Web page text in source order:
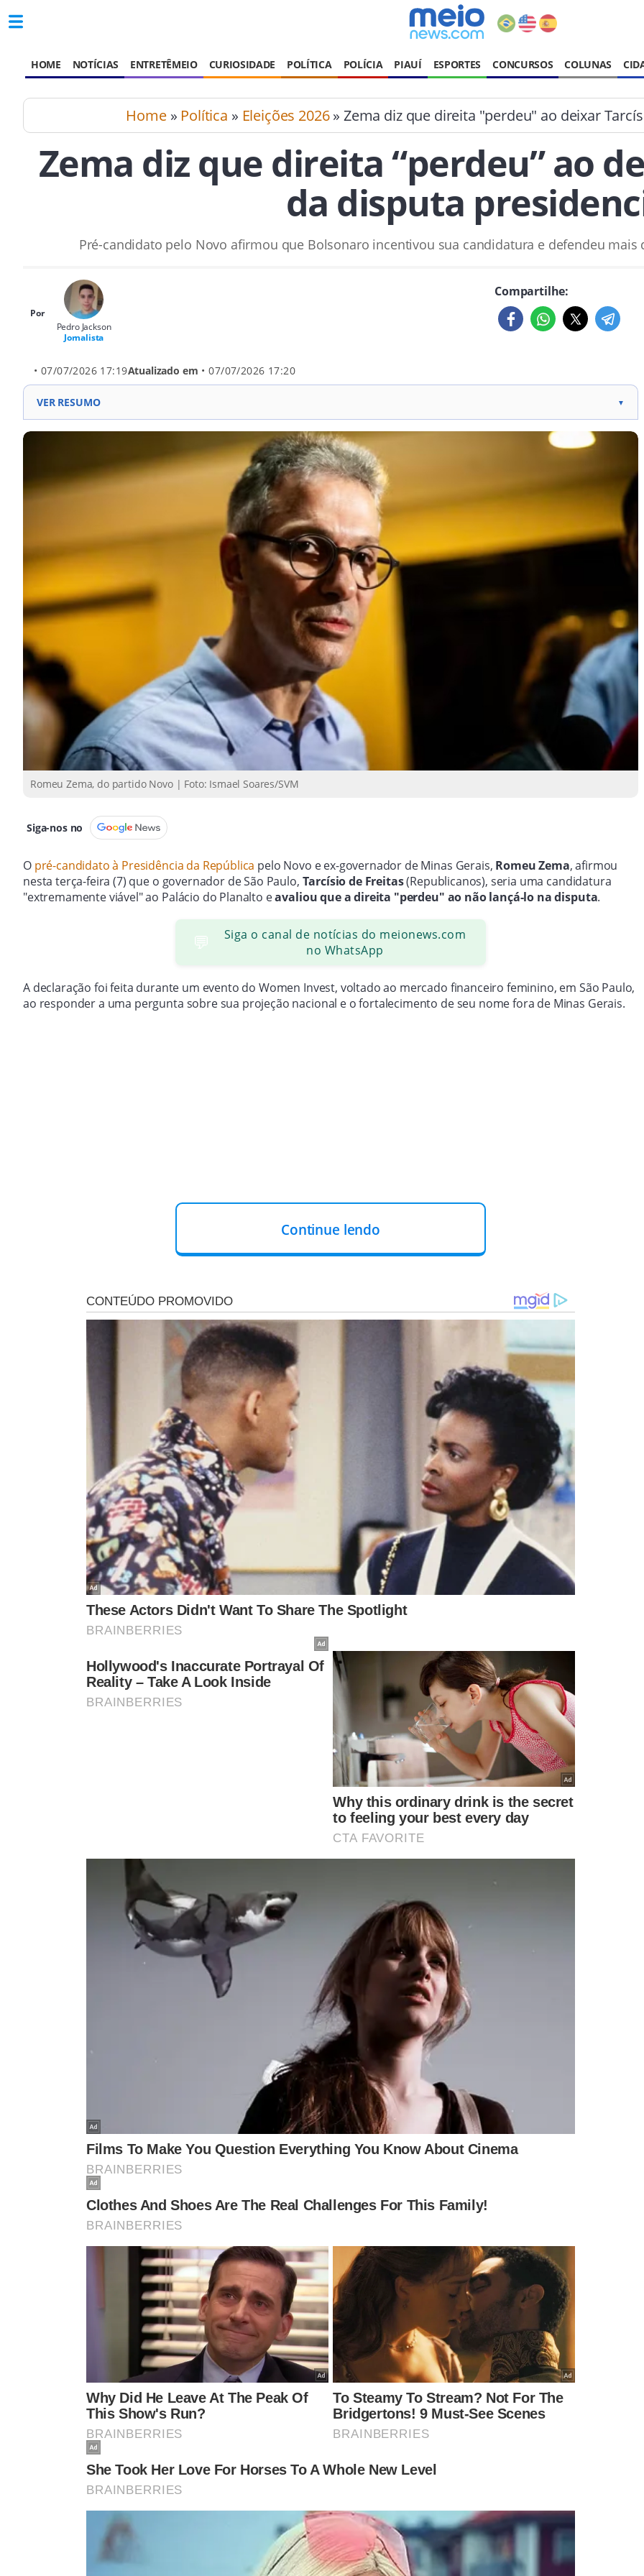
HOME NOTÍCIAS ENTRETÊMEIO CURIOSIDADE POLÍTICA POLÍCIA PIAUÍ ESPORTES CONCURSOS COLUNAS
Home» Política » Eleições 2026» Zema diz que direita "perdeu" ao deixar
Zema diz que direita “perdeu” ao
da disputa
Pré-candidato pelo Novo afirmou que Bolsonaro incentivou sua candidatura e defendeu
Por
Pedro Jackson
Jornalista
• 07/07/2026 17:19Atualizado em • 07/07/2026 17:20
Compartilhe:
VER RESUMO ▼
Romeu Zema elogia Tarcísio de Freitas como candidato viável à Presidência.
Zema afirma que a direita perdeu ao não lançar Tarcísio na disputa.
Ex-governador conversou com Bolsonaro e recebeu apoio para a pré-candidatura.
Zema defende que mais candidatos da direita fortalecem o campo político.
Reconhece aumento de 300% no salário, mas diz que doa integralmente o valor.
Romeu Zema, do partido Novo | Foto: Ismael Soares/SVM
Siga-nos no
Opré-candidato à Presidência da República pelo Novo e ex-governador de Minas Gerais, Romeu Zema, afirmou
nesta terça-feira (7) que o governador de São Paulo, Tarcísio de Freitas(Republicanos), seria uma candidatura
"extremamente viável" ao Palácio do Planalto eavaliou quea direita "perdeu" ao não lançá-lo na disputa.
💬
Siga o canal de notícias do meionews.com
no WhatsApp
A declaração foi feita durante um evento do Women Invest, voltado ao mercado financeiro feminino, em São Paulo,
ao responder a uma pergunta sobre sua projeção nacional e o fortalecimento de seu nome fora de Minas Gerais.
O Brasil poderia ter uma candidatura extremamente viável hoje e sem nenhuma rejeição
como ministro. Por questões familiares, etc., colocaram ele no segundo plano e, com isso,
a direita perdeu no Brasil.
Ao comentar o cenário eleitoral, Zema destacou a gestão de Tarcísio tanto no governo paulista quanto à frente do
Ministério da Infraestrutura e afirmou que o governador teria condições de disputar a Presidência.
Segundo o pré-candidato, a decisão de Tarcísio de não entrar na corrida presidencial acabou enfraquecendo o
BOLSONARO INCENTIVOU CANDIDATURA, DIZ ZEMA
Durante o evento, Zema também afirmou que conversou com o ex-presidente Jair Bolsonaro antes de oficializar
sua pré-candidatura e disse ter recebido apoio para entrar na disputa.
Eu tive com Bolsonaro antes de lançar e ele falou: ‘Vai em frente, melhor para a direita'.
Zema rejeitou a avaliação de que múltiplas candidaturas da direita representem divisão política e defendeu que o
campo tenha mais de um representante no primeiro turno.
Alguém concluiu que a direita está dividida. Não está, pelo contrário, fortalece a direita.
Quanto mais candidatos à direita tiver, melhor.
Ele acrescentou que, em um eventual segundo turno, o candidato da direita que avançar deverá receber o apoio
dos demais concorrentes do mesmo campo político.
O ex-governador também relembrou sua participação na campanha de Bolsonaro no segundo turno das eleições
de 2022, após ser reeleito em Minas Gerais.
SALÁRIO E TRANSPARÊNCIA
Em outro momento do evento, Zema comentou as críticas ao reajuste do próprio salário durante seu mandato
como governador de Minas Gerais.
Ele reconheceu que houve um aumento de cerca de 300% na remuneração, mas afirmou que doa integralmente o
valor recebido desde o início do mandato.
Segundo Zema, a medida teve como objetivo equiparar os salários do alto escalão mineiro aos de outros estados e
dar transparência à remuneração de secretários estaduais, que, segundo ele, era complementada por outros
Continue lendo